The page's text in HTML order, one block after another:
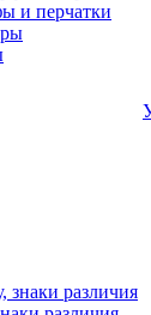
и перчатки